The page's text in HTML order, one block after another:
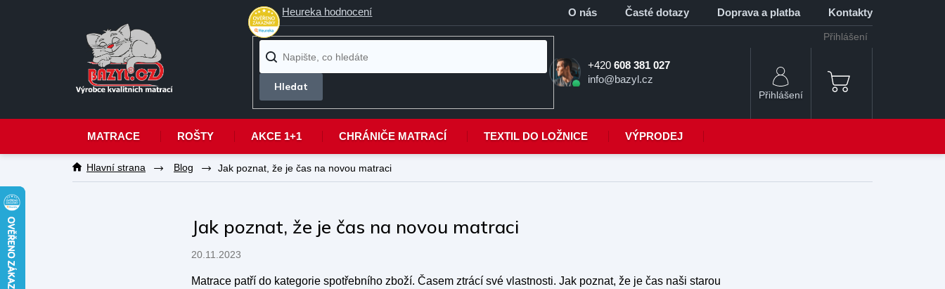
obsah
Heureka hodnocení O nás Časté dotazy Doprava a platba Kontakty
+420 608 381 027
info@bazyl.cz
Přihlášení
NÁKUPNÍ
MATRACE ROŠTY AKCE 1+1 CHRÁNIČE MATRACÍ TEXTIL DO LOŽNICE VÝPRODEJ
Blog Jak poznat, že je čas na novou matraci
Jak poznat, že je čas na novou matraci
20.11.2023
Matrace patří do kategorie spotřebního zboží. Časem ztrácí své vlastnosti. Jak poznat, že je čas naši starou